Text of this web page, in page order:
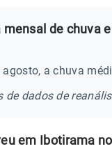
mensal de chuva
agosto, a chuva
de dados de
em Ibotirama